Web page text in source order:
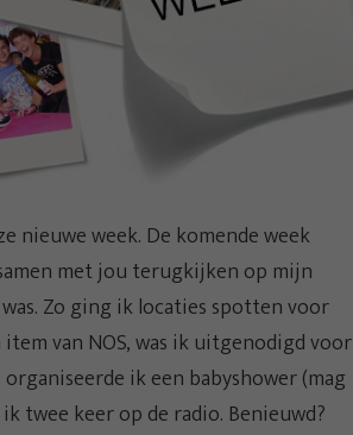
nieuwe week. De komende week
met jou terugkijken op mijn
Zo ging ik locaties spotten voor
van NOS, was ik uitgenodigd voor
ik een babyshower (mag
twee keer op de radio. Benieuwd?